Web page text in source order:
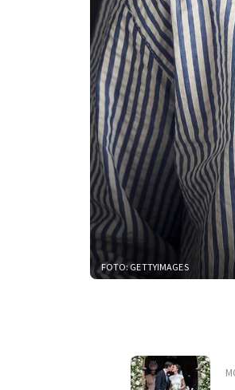
FOTO: GETTYIMAGES